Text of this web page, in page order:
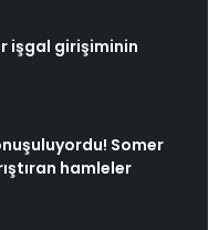
işgal girişiminin
Somer
hamleler